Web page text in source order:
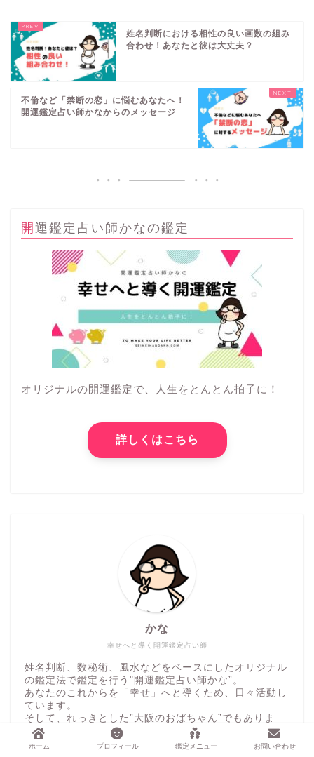
姓名判断における相性の良い画数の組み
合わせ！あなたと彼は大丈夫？
不倫など「禁断の恋」に悩むあなたへ！
開運鑑定占い師かなからのメッセージ
開運鑑定占い師かなの鑑定
オリジナルの開運鑑定で、人生をとんとん拍子に！
詳しくはこちら
幸せへと導く開運鑑定占い師
かな
姓名判断、数秘術、風水などをベースにしたオリジナル
の鑑定法で鑑定を行う"開運鑑定占い師かな”。
あなたのこれからを「幸せ」へと導くため、日々活動し
ています。
そして、れっきとした”大阪のおばちゃん”でもありま
す。
ホーム プロフィール 鑑定メニュー お問い合わせ